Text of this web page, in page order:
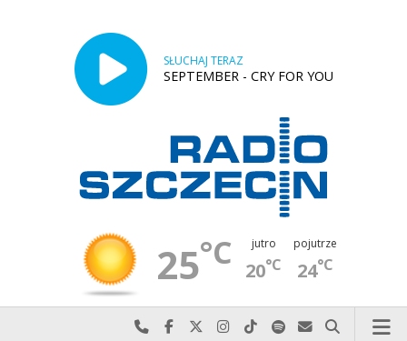
SŁUCHAJ TERAZ
SEPTEMBER - CRY FOR YOU
25°C jutro
20°C
pojutrze
24°C
Najlepiej po prostu do nas zadzwoń
Odwiedź nas na Facebook-u
Odwiedź nas na X
Odwiedź nas na Instagram-ie
Odwiedź nas na TikTok-u
Szukaj nas na Spotify
Wyślij do nas
Szukaj